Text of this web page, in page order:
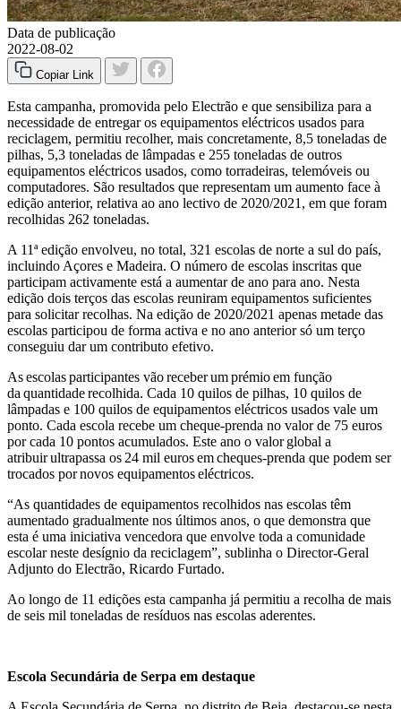
Data de publicação
2022-08-02
Copiar Link
Esta campanha, promovida pelo Electrão e que sensibiliza para a
necessidade de entregar os equipamentos eléctricos usados para
reciclagem, permitiu recolher, mais concretamente, 8,5 toneladas de
pilhas, 5,3 toneladas de lâmpadas e 255 toneladas de outros
equipamentos eléctricos usados, como torradeiras, telemóveis ou
computadores. São resultados que representam um aumento face à
edição anterior, relativa ao ano lectivo de 2020/2021, em que foram
recolhidas 262 toneladas.
A 11ª edição envolveu, no total, 321 escolas de norte a sul do país,
incluindo Açores e Madeira. O número de escolas inscritas que
participam activamente está a aumentar de ano para ano. Nesta
edição dois terços das escolas reuniram equipamentos suficientes
para solicitar recolhas. Na edição de 2020/2021 apenas metade das
escolas participou de forma activa e no ano anterior só um terço
conseguiu dar um contributo efetivo.
As escolas participantes vão receber um prémio em função
da quantidade recolhida. Cada 10 quilos de pilhas, 10 quilos de
lâmpadas e 100 quilos de equipamentos eléctricos usados vale um
ponto. Cada escola recebe um cheque-prenda no valor de 75 euros
por cada 10 pontos acumulados. Este ano o valor global a
atribuir ultrapassa os 24 mil euros em cheques-prenda que podem ser
trocados por novos equipamentos eléctricos.
“As quantidades de equipamentos recolhidos nas escolas têm
aumentado gradualmente nos últimos anos, o que demonstra que
esta é uma iniciativa vencedora que envolve toda a comunidade
escolar neste desígnio da reciclagem”, sublinha o Director-Geral
Adjunto do Electrão, Ricardo Furtado.
Ao longo de 11 edições esta campanha já permitiu a recolha de mais
de seis mil toneladas de resíduos nas escolas aderentes.
Escola Secundária de Serpa em destaque